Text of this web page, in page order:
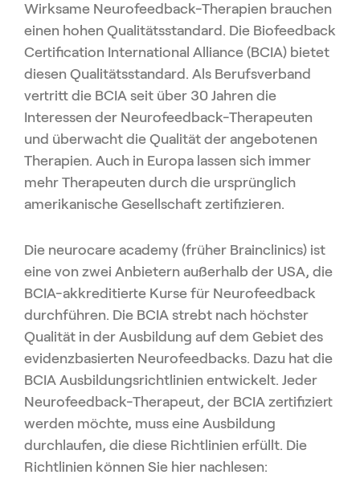
Wirksame Neurofeedback-Therapien brauchen
einen hohen Qualitätsstandard. Die Biofeedback
Certification International Alliance (BCIA) bietet
diesen Qualitätsstandard. Als Berufsverband
vertritt die BCIA seit über 30 Jahren die
Interessen der Neurofeedback-Therapeuten
und überwacht die Qualität der angebotenen
Therapien. Auch in Europa lassen sich immer
mehr Therapeuten durch die ursprünglich
amerikanische Gesellschaft zertifizieren.
Die neurocare academy (früher Brainclinics) ist
eine von zwei Anbietern außerhalb der USA, die
BCIA-akkreditierte Kurse für Neurofeedback
durchführen. Die BCIA strebt nach höchster
Qualität in der Ausbildung auf dem Gebiet des
evidenzbasierten Neurofeedbacks. Dazu hat die
BCIA Ausbildungsrichtlinien entwickelt. Jeder
Neurofeedback-Therapeut, der BCIA zertifiziert
werden möchte, muss eine Ausbildung
durchlaufen, die diese Richtlinien erfüllt. Die
Richtlinien können Sie hier nachlesen: